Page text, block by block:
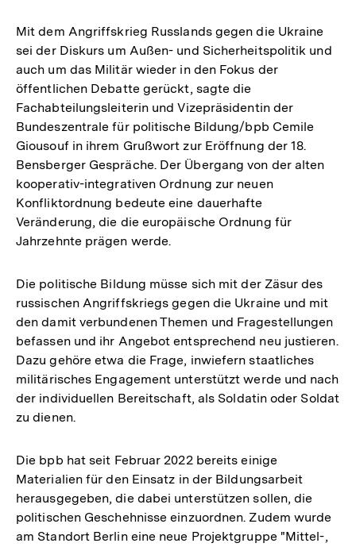
Mit dem Angriffskrieg Russlands gegen die Ukraine
sei der Diskurs um Außen- und Sicherheitspolitik und
auch um das Militär wieder in den Fokus der
öffentlichen Debatte gerückt, sagte die
Fachabteilungsleiterin und Vizepräsidentin der
Bundeszentrale für politische Bildung/bpb Cemile
Giousouf in ihrem Grußwort zur Eröffnung der 18.
Bensberger Gespräche. Der Übergang von der alten
kooperativ-integrativen Ordnung zur neuen
Konfliktordnung bedeute eine dauerhafte
Veränderung, die die europäische Ordnung für
Jahrzehnte prägen werde.
Die politische Bildung müsse sich mit der Zäsur des
russischen Angriffskriegs gegen die Ukraine und mit
den damit verbundenen Themen und Fragestellungen
befassen und ihr Angebot entsprechend neu justieren.
Dazu gehöre etwa die Frage, inwiefern staatliches
militärisches Engagement unterstützt werde und nach
der individuellen Bereitschaft, als Soldatin oder Soldat
zu dienen.
Die bpb hat seit Februar 2022 bereits einige
Materialien für den Einsatz in der Bildungsarbeit
herausgegeben, die dabei unterstützen sollen, die
politischen Geschehnisse einzuordnen. Zudem wurde
am Standort Berlin eine neue Projektgruppe "Mittel-,